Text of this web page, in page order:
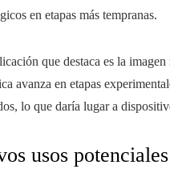
en etapas más tempranas.
que destaca es la
avanza en etapas
lo que daría lugar a
usos